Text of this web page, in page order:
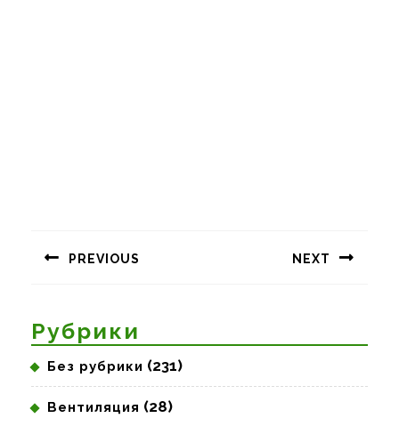
записям
PREVIOUS NEXT
Рубрики
Без рубрики (231)
Вентиляция (28)